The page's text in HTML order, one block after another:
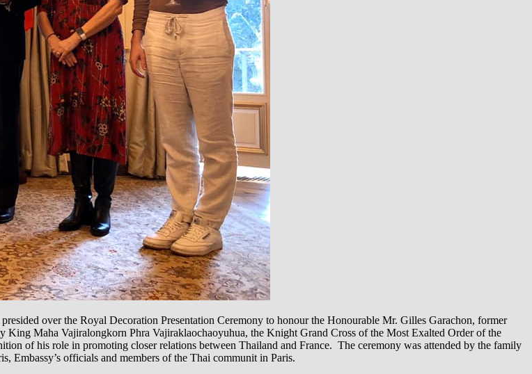
over the Royal Decoration Presentation Ceremony to honour the Honourable Mr. Gilles Garachon, former
Maha Vajiralongkorn Phra Vajiraklaochaoyuhua, the Knight Grand Cross of the Most Exalted Order of the
of his role in promoting closer relations between Thailand and France. The ceremony was attended by the family
Embassy’s officials and members of the Thai communit in Paris.